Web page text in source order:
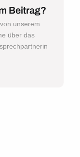
Beitrag?
unserem
über das